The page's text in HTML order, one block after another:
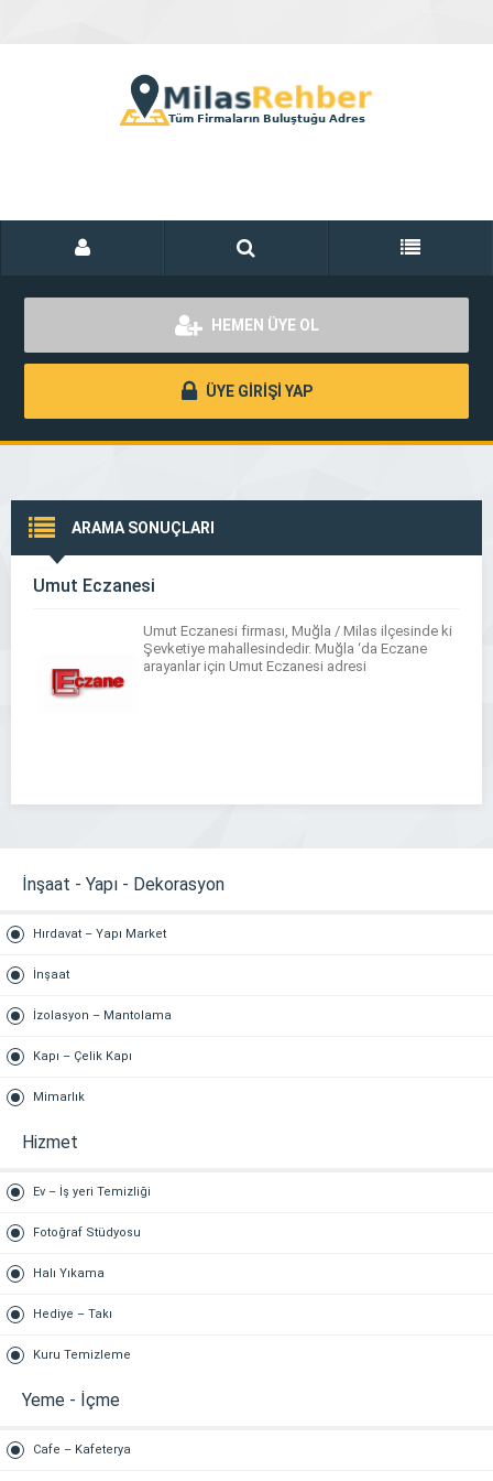
HEMEN ÜYE OL
ÜYE GİRİŞİ YAP
ARAMA SONUÇLARI
Umut Eczanesi
Umut Eczanesi firması, Muğla / Milas ilçesinde ki
Şevketiye mahallesindedir. Muğla ‘da Eczane
arayanlar için Umut Eczanesi adresi
İnşaat - Yapı - Dekorasyon
Hırdavat – Yapı Market
İnşaat
İzolasyon – Mantolama
Kapı – Çelik Kapı
Mimarlık
Hizmet
Ev – İş yeri Temizliği
Fotoğraf Stüdyosu
Halı Yıkama
Hediye – Takı
Kuru Temizleme
Yeme - İçme
Cafe – Kafeterya